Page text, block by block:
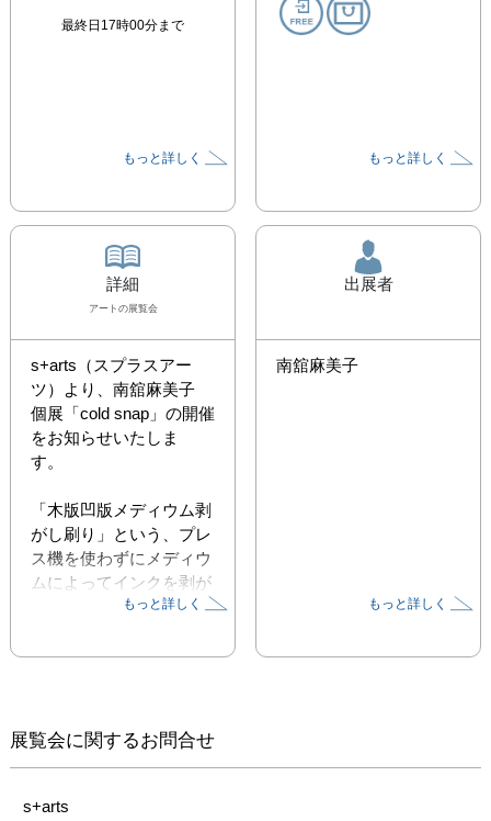
最終日17時00分まで
もっと詳しく もっと詳しく
詳細
アート の展覧会
s+arts（スプラスアー
ツ）より、南舘麻美子
個展「cold snap」の開催
をお知らせいたしま
す。
「木版凹版メディウム剥
がし刷り」という、プレ
ス機を使わずにメディウ
ムによってインクを剥が
しとる特殊な版画技術で
子。記憶や認識の曖昧さ
凸や艶、物質感による自
身の世界観の表現を追求
もっと詳しく
出展者
南舘麻美子
もっと詳しく
展覧会に関するお問合せ
s+arts